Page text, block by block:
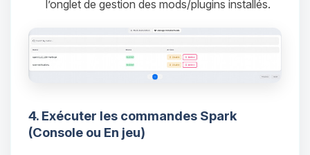
l’onglet de gestion des mods/plugins installés.
4. Exécuter les commandes Spark
(Console ou En jeu)
tu as besoin et je vais remuer mes
petits circuits pour t’aider.
07/08/2026 à 14:42